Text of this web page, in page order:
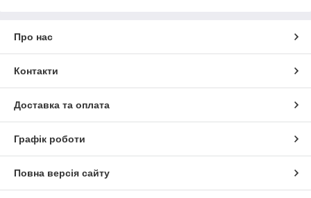
Про нас
Контакти
Доставка та оплата
Графік роботи
Повна версія сайту